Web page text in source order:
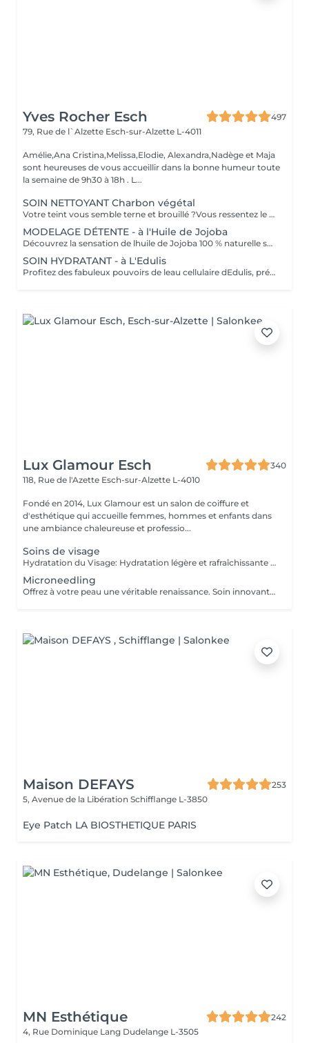
Yves Rocher Esch
497
79, Rue de l`Alzette Esch-sur-Alzette L-4011
Amélie,Ana Cristina,Melissa,Elodie, Alexandra,Nadège et Maja
sont heureuses de vous accueillir dans la bonne humeur toute
la semaine de 9h30 à 18h . L...
SOIN NETTOYANT Charbon végétal
Votre teint vous semble terne et brouillé ?Vous ressentez le besoin de nettoyer votre peau? Ce soin nettoyant s'adresse à vous. Il permettra de traiter votre peau sans la décaper. Purifié et détoxifié, votre visage retrouve un teint unifié,frais et lumineux. Une vraie bouffée d'oxygène pour votre peau!
MODELAGE DÉTENTE - à l'Huile de Jojoba
Découvrez la sensation de lhuile de Jojoba 100 % naturelle sur votre peau. Nourrie, votre peau retrouve tout son confort. Libéré de ses tensions grâce aux mains habiles de notre esthéticienne, votre visage est détendu. Bénéfices : Nourrie, votre peau retrouve tout son confort.
SOIN HYDRATANT - à L'Edulis
Profitez des fabuleux pouvoirs de leau cellulaire dEdulis, précieuse source dhydratation continue. Après la brumisation du Sérum concentré en eau cellulaire, le Masque Crème ressourçant se transforme en une texture soyeuse qui fond sur votre peau sous le délicat modelage de notre esthéticienne. Bénéfices : Gorgée deau, votre peau retrouve douceur, souplesse et éclat. Retrouvez le confort dune peau hydratée en continu.
Lux Glamour Esch
340
118, Rue de l'Azette Esch-sur-Alzette L-4010
Fondé en 2014, Lux Glamour est un salon de coiffure et
d'esthétique qui accueille femmes, hommes et enfants dans
une ambiance chaleureuse et professio...
Soins de visage
Hydratation du Visage: Hydratation légère et rafraîchissante pour préparer la peau à d'autres soins. Idéal pour nourrir et maintenir la peau souple, confortable et éclatante, sans extraction de points noirs ou blancs. Parfait pour un entretien régulier et une peau prête à recevoir des traitements plus profonds. Soin Visage: Nettoyage complet avec extraction des impuretés (points noirs et blancs). Ce soin revitalise et purifie la peau, laissant le visage propre, lumineux et équilibré. Soin Visage Profond: Traitement intensif avec laser PDT pour améliorer la pénétration des produits et stimuler la régénération de la peau. Résultat rapide et visible, idéal pour les besoins spécifiques ou pour un soin profondément revitalisant. Chaque soin est précédé d'un diagnostic personnalisé avec recommandation de produits adaptés à votre peau.
Microneedling
Offrez à votre peau une véritable renaissance. Soin innovant utilisant de fines micro-aiguilles pour stimuler le collagène et le renouvellement de la peau. Il améliore la texture, ravive l'éclat du teint et aide à corriger les imperfections pour une peau visiblement plus belle et revitalisée.
Maison DEFAYS
253
5, Avenue de la Libération Schifflange L-3850
Eye Patch LA BIOSTHETIQUE PARIS
MN Esthétique
242
4, Rue Dominique Lang Dudelange L-3505